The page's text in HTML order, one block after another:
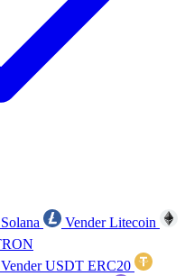
Vender Litecoin
Vender USDT ERC20